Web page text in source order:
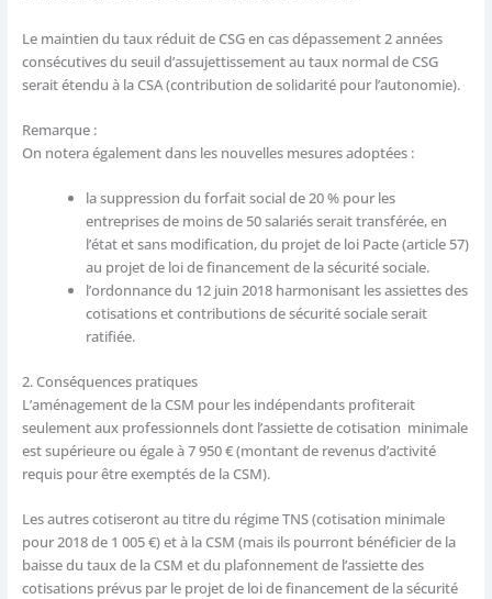
Le maintien du taux réduit de CSG en cas dépassement 2 années
consécutives du seuil d’assujettissement au taux normal de CSG
serait étendu à la CSA (contribution de solidarité pour l’autonomie).
Remarque :
On notera également dans les nouvelles mesures adoptées :
la suppression du forfait social de 20 % pour les
entreprises de moins de 50 salariés serait transférée, en
l’état et sans modification, du projet de loi Pacte (article 57)
au projet de loi de financement de la sécurité sociale.
l’ordonnance du 12 juin 2018 harmonisant les assiettes des
cotisations et contributions de sécurité sociale serait
ratifiée.
2.Conséquences pratiques
L’aménagement de la CSM pour les indépendants profiterait
seulement aux professionnels dont l’assiette de cotisation minimale
est supérieure ou égale à 7 950 € (montant de revenus d’activité
requis pour être exemptés de la CSM).
Les autres cotiseront au titre du régime TNS (cotisation minimale
pour 2018 de 1 005 €) et à la CSM (mais ils pourront bénéficier de la
baisse du taux de la CSM et du plafonnement de l’assiette des
cotisations prévus par le projet de loi de financement de la sécurité